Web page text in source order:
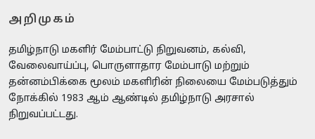
அறிமுகம்
தமிழ்நாடு மகளிர் மேம்பாட்டு நிறுவனம், கல்வி,
வேலைவாய்ப்பு, பொருளாதார மேம்பாடு மற்றும்
தன்னம்பிக்கை மூலம் மகளிரின் நிலையை மேம்படுத்தும்
நோக்கில் 1983 ஆம் ஆண்டில் தமிழ்நாடு அரசால்
நிறுவப்பட்டது.